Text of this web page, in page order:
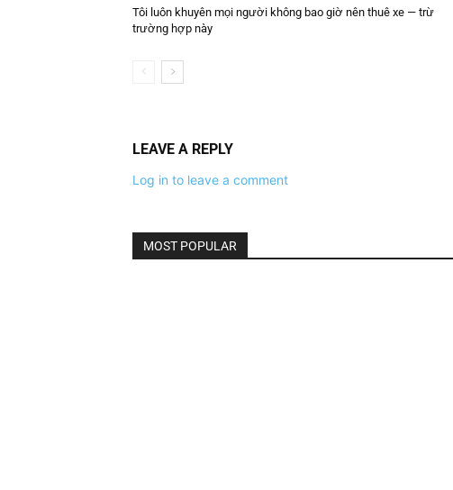
Tôi luôn khuyên mọi người không bao giờ nên thuê xe — trừ
trường hợp này
LEAVE A REPLY
Log in to leave a comment
MOST POPULAR